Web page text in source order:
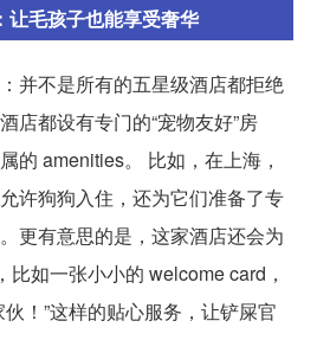
让毛孩子也能享受奢华
并不是所有的五星级酒店都拒绝
店都设有专门的“宠物友好”房
的 amenities。 比如，在上海，
许狗狗入住，还为它们准备了专
更有意思的是，这家酒店还会为
比如一张小小的 welcome card，
！”这样的贴心服务，让铲屎官